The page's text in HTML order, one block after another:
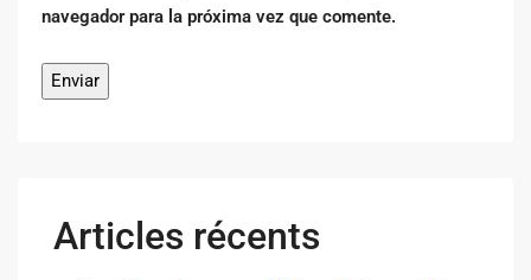
navegador para la próxima vez que comente.
Articles récents